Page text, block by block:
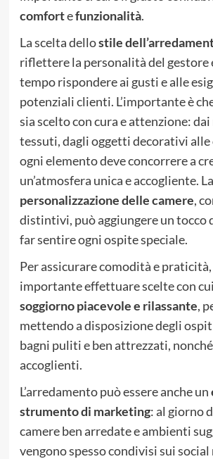
comfortefunzionalità.
La scelta dellostile
riflettere la personalità del gestore
tempo rispondere ai gusti e alle
potenziali clienti. L’importante è
sia scelto con cura e attenzione:
tessuti, dagli oggetti decorativi alle
ogni elemento deve concorrere a
un’atmosfera unica e accogliente. La
personalizzazione delle camere,
distintivi, può aggiungere un tocco
far sentire ogni ospite speciale.
Per assicurare comodità e praticità,
importante effettuare scelte con
soggiorno piacevolee rilassante,
mettendo a disposizione degli
bagni puliti e ben attrezzati,
accoglienti.
L’arredamento può essere anche un
strumento di marketing: al giorno
camere ben arredate e ambienti
vengono spesso condivisi sui social